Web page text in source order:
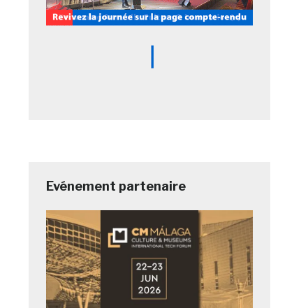
Evénement partenaire